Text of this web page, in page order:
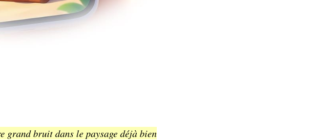
grand bruit dans le paysage déjà bien